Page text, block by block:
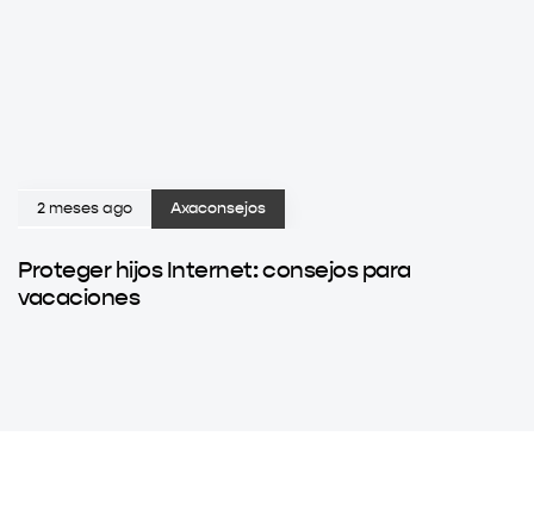
2 meses ago Axaconsejos
Proteger hijos Internet: consejos para
vacaciones